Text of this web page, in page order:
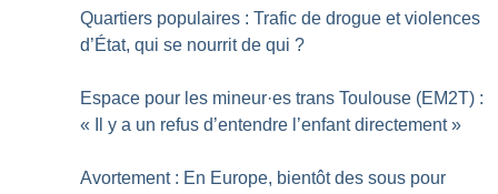
Quartiers populaires : Trafic de drogue et violences
d’État, qui se nourrit de qui ?
Espace pour les mineur·es trans Toulouse (EM2T) :
«
Il y a un refus d’entendre l’enfant directement »
Avortement : En Europe, bientôt des sous pour